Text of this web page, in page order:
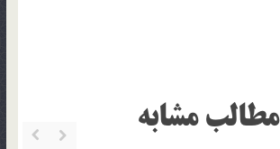
مطالب مشابه